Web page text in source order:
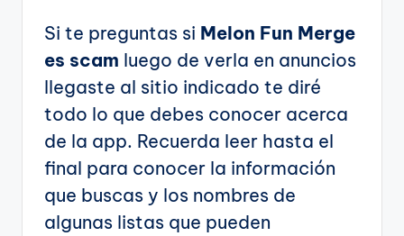
Si te preguntas si Melon Fun Merge
es scam luego de verla en anuncios
llegaste al sitio indicado te diré
todo lo que debes conocer acerca
de la app. Recuerda leer hasta el
final para conocer la información
que buscas y los nombres de
algunas listas que pueden